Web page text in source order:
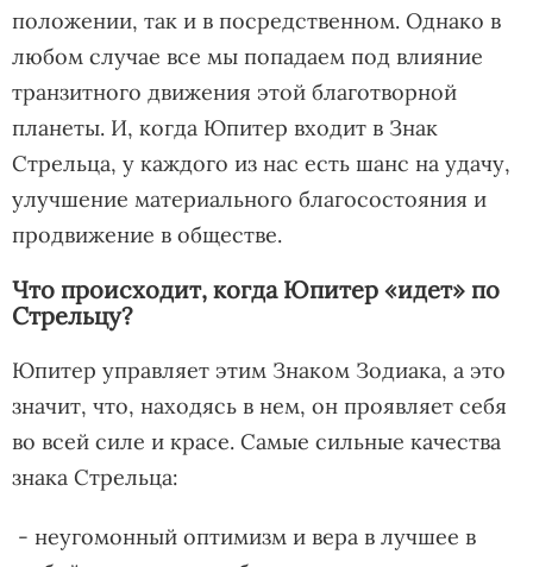
положении, так и в посредственном. Однако в
любом случае все мы попадаем под влияние
транзитного движения этой благотворной
планеты. И, когда Юпитер входит в Знак
Стрельца, у каждого из нас есть шанс на удачу,
улучшение материального благосостояния и
продвижение в обществе.
Что происходит, когда Юпитер «идет» по
Стрельцу?
Юпитер управляет этим Знаком Зодиака, а это
значит, что, находясь в нем, он проявляет себя
во всей силе и красе. Самые сильные качества
знака Стрельца:
- неугомонный оптимизм и вера в лучшее в